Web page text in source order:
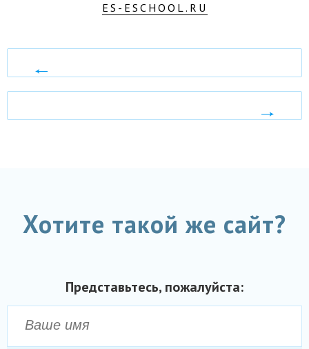
ES-ESCHOOL.RU
СНАБ
Хотите такой же сайт?
Представьтесь, пожалуйста: